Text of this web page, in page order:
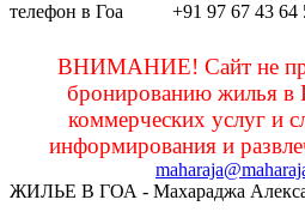
телефон в Гоа
+91 97 67 43 64
ВНИМАНИЕ! Сайт не
бронированию жилья в
коммерческих услуг и
информирования и
ЖИЛЬЕ В ГОА - Махараджа